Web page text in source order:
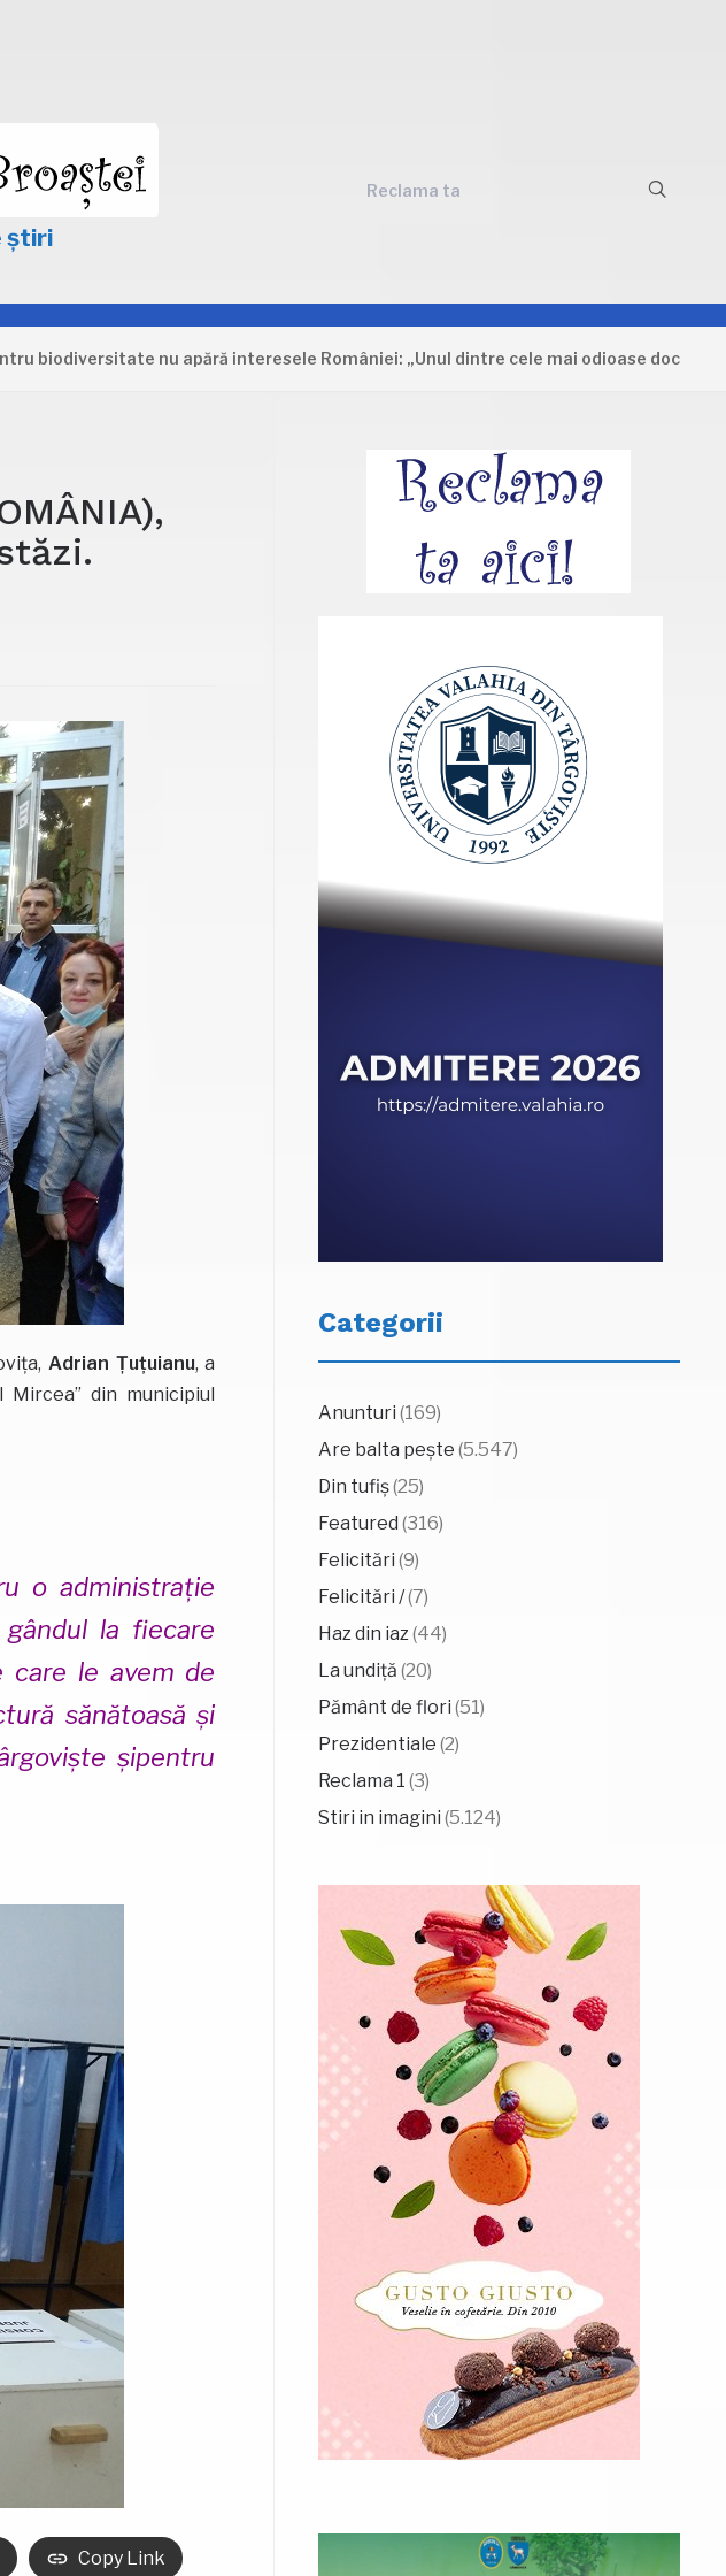
știri
Reclama ta
nu apără interesele României: „Unul dintre cele mai odioase documente care
Adrian Țuțuianu, a
din municipiul
o administrație
la fiecare
care le avem de
sănătoasă și
șipentru
Copy Link
Categorii
Anunturi (169)
Are balta pește (5.547)
Din tufiș(25)
Featured (316)
Felicitări (9)
Felicitări /(7)
Haz din iaz(44)
La undiță (20)
Pământ de flori (51)
Prezidentiale (2)
Reclama 1 (3)
Stiri in imagini (5.124)